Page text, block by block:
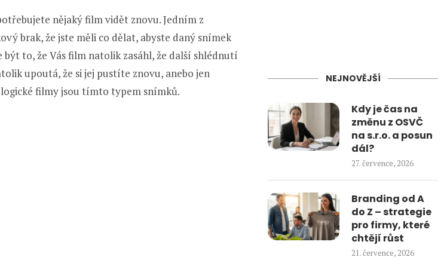
nějaký film vidět znovu. Jedním z
brak, že jste měli co dělat, abyste daný snímek
to, že Vás film natolik zasáhl, že další shlédnutí
upoutá, že si jej pustíte znovu, anebo jen
filmy jsou tímto typem snímků.
NEJNOVĚJŠÍ
Kdy je čas na
změnu z OSVČ
na s.r.o. a posun
dál?
27. července, 2026
Branding od A
do Z – strategie
pro firmy, které
chtějí růst
21. července, 2026